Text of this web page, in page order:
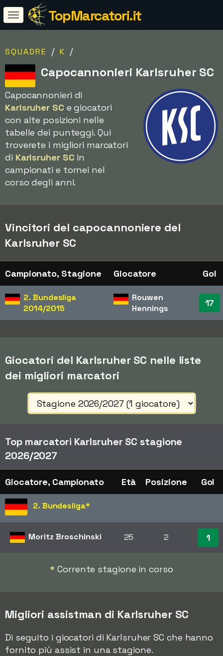
TopMarcatori.it
SQUADRE / K /
Capocannonieri Karlsruher SC
Capocannonieri di
Karlsruher SC e giocatori
con alte posizioni nelle
tabelle dei punteggi. Qui
troverete i migliori marcatori
di Karlsruher SC in
campionati e tornei nel
corso degli anni.
Vincitori del capocannoniere del
Karlsruher SC
Campionato, Stagione Giocatore Gol
2. Bundesliga
2014/2015
Rouwen
Hennings
17
Giocatori del Karlsruher SC nelle liste
dei migliori marcatori
Top marcatori Karlsruher SC stagione
2026/2027
Giocatore, Campionato Età Posizione Gol
2. Bundesliga*
Moritz Broschinski 25 2 1
* Corrente stagione in corso
Migliori assistman di Karlsruher SC
Di seguito i giocatori di Karlsruher SC che hanno
fornito più assist in una stagione.